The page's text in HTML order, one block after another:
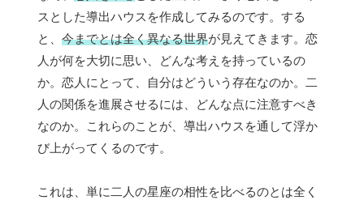
スとした導出ハウスを作成してみるのです。する
と、 今までとは全く異なる世界が見えてきます。恋
人が何を大切に思い、どんな考えを持っているの
か。恋人にとって、自分はどういう存在なのか。二
人の関係を進展させるには、どんな点に注意すべき
なのか。これらのことが、導出ハウスを通して浮か
び上がってくるのです。
これは、単に二人の星座の相性を比べるのとは全く